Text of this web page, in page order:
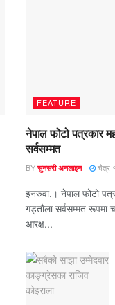
FEATURE
नेपाल फोटो पत्रकार
सर्वसम्मत
BY सुनसरी अनलाइन चैत्र
इनरुवा,। नेपाल फोटो
गड्ताैला सर्वसम्मत
आरक्ष...